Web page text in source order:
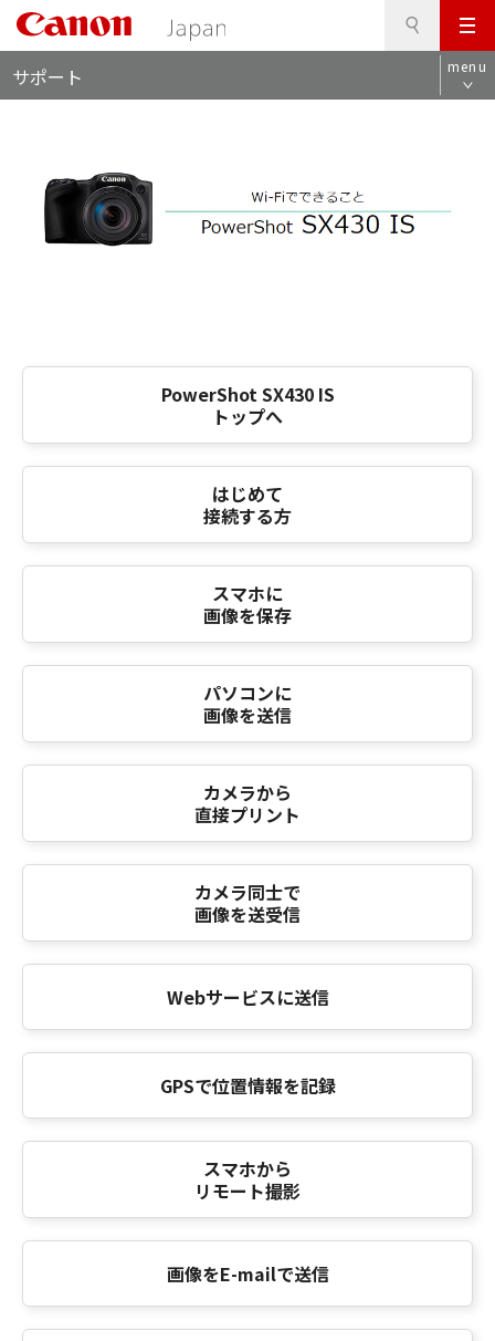
メ
ニ
ュ
サポート menu
PowerShot SX430 IS
トップへ
はじめて
接続する方
スマホに
画像を保存
パソコンに
画像を送信
カメラから
直接プリント
カメラ同士で
画像を送受信
Webサービスに送信
GPSで位置情報を記録
スマホから
リモート撮影
画像をE-mailで送信